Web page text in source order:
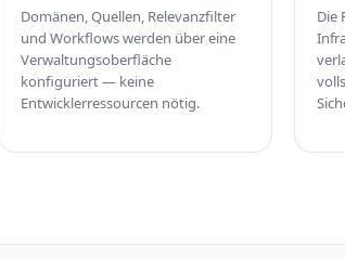
Domänen, Quellen, Relevanzfilter
und Workflows werden über eine
Verwaltungsoberfläche
konfiguriert — keine
Entwicklerressourcen nötig.
Die